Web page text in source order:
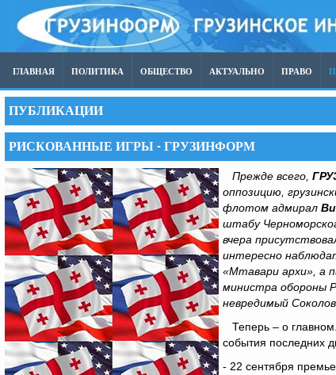
ГЛАВНАЯ ПОЛИТИКА ОБЩЕСТВО АКТУАЛЬНО ПРАВО
ПУБЛИКАЦИИ
РИСКОВАННЫЕ ИГРЫ - ГРУЗИНФОРМ
Прежде всего,
оппозицию,
флотом адмирал
штабу
вчера
интересно
«Мтавари архи», а
министра обороны
невредимый Соколов.
Теперь – о
события последних
- 22 сентября